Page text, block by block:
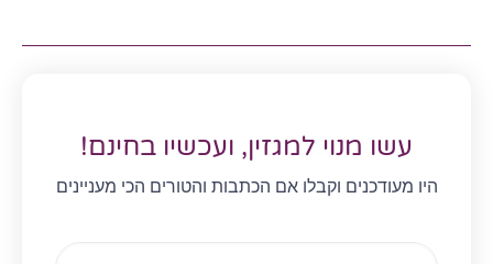
עשו מנוי למגזין, ועכשיו בחינם!
היו מעודכנים וקבלו אם הכתבות והטורים הכי מעניינים